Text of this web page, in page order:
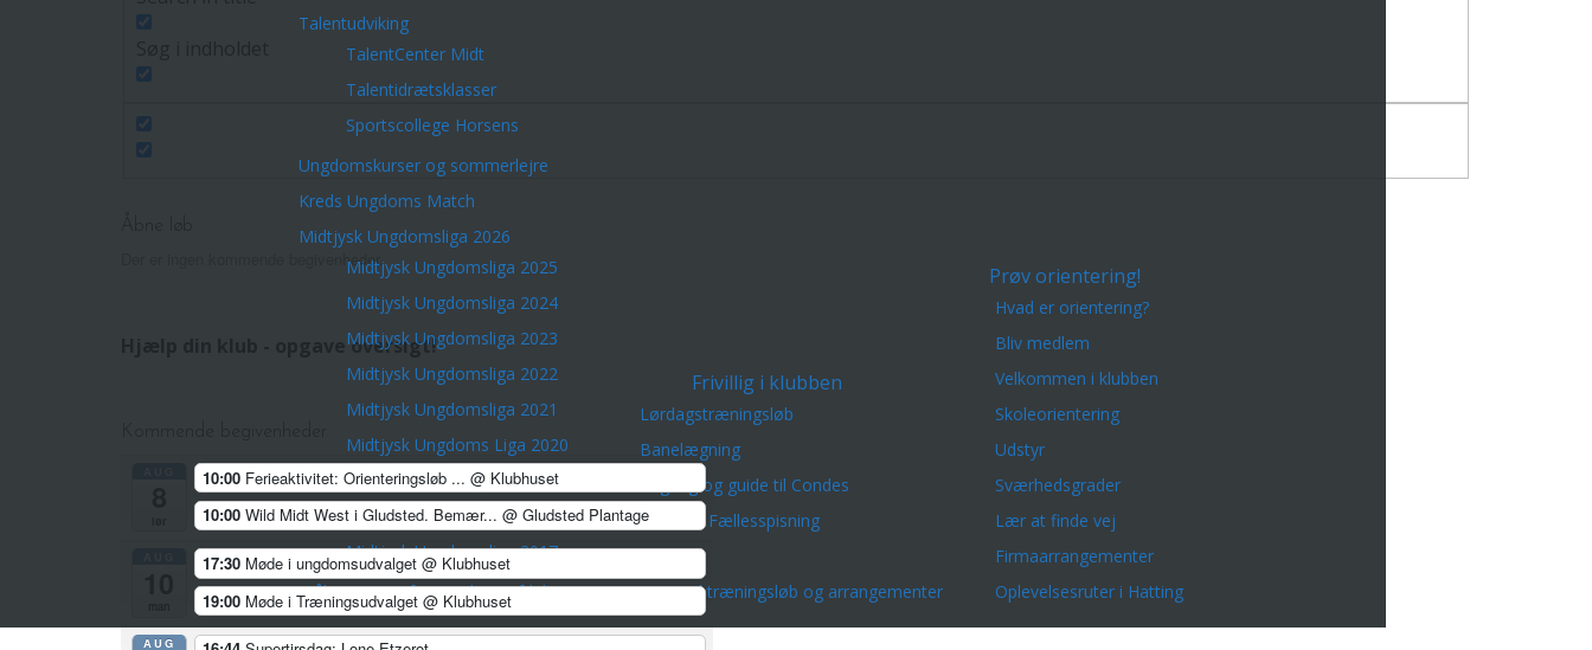
Talentudviking
TalentCenter Midt
Talentidrætsklasser
Sportscollege Horsens
Ungdomskurser og sommerlejre
Kreds Ungdoms Match
Midtjysk Ungdomsliga 2026
Midtjysk Ungdomsliga 2025
Midtjysk Ungdomsliga 2024
Midtjysk Ungdomsliga 2023
Midtjysk Ungdomsliga 2022
Midtjysk Ungdomsliga 2021
Midtjysk Ungdoms Liga 2020
Midtjysk Ungdoms Liga 2019
Midtjysk Ungdomsliga 2018
Midtjysk Ungdomsliga 2017
Målsætninger for ungdomsafdelingen
Frivillig i klubben
Lørdagstræningsløb
Banelægning
Adgang og guide til Condes
Vært for Fællesspisning
Stævner
Materiel træningsløb og arrangementer
Prøv orientering!
Hvad er orientering?
Bliv medlem
Velkommen i klubben
Skoleorientering
Udstyr
Sværhedsgrader
Lær at finde vej
Firmaarrangementer
Oplevelsesruter i Hatting
Der er ingen kommende begivenheder.
Hjælp din klub - opgave oversigt!
10:00 Ferieaktivitet: Orienteringsløb ... @ Klubhuset
10:00 Wild Midt West i Gludsted. Bemær... @ Gludsted Plantage
17:30 Møde i ungdomsudvalget @ Klubhuset
19:00 Møde i Træningsudvalget @ Klubhuset
AUG